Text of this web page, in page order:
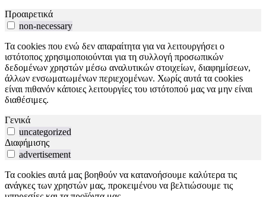
Προαιρετικά
non-necessary
Τα cookies που ενώ δεν απαραίτητα για να λειτουργήσει ο
ιστότοπος χρησιμοποιούνται για τη συλλογή προσωπικών
δεδομένων χρηστών μέσω αναλυτικών στοιχείων, διαφημίσεων,
άλλων ενσωματωμένων περιεχομένων. Χωρίς αυτά τα cookies
είναι πιθανόν κάποιες λειτουργίες του ιστότοπού μας να μην είναι
διαθέσιμες.
Γενικά
uncategorized
Διαφήμισης
advertisement
Τα cookies αυτά μας βοηθούν να κατανοήσουμε καλύτερα τις
ανάγκες των χρηστών μας, προκειμένου να βελτιώσουμε τις